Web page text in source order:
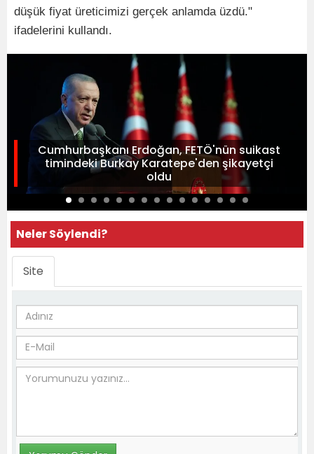
düşük fiyat üreticimizi gerçek anlamda üzdü."
ifadelerini kullandı.
Cumhurbaşkanı Erdoğan, FETÖ'nün suikast
timindeki Burkay Karatepe'den şikayetçi
oldu
Neler Söylendi?
Site